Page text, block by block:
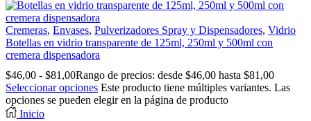
Cremeras, Envases, Pulverizadores Spray y Dispensadores, Vidrio
Botellas en vidrio transparente de 125ml, 250ml y 500ml con
cremera dispensadora
$46,00 - $81,00Rango de precios: desde $46,00 hasta $81,00
Seleccionar opciones Este producto tiene múltiples variantes. Las
opciones se pueden elegir en la página de producto
Inicio